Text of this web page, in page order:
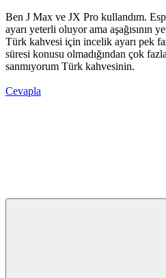
Ben J Max ve JX Pro kullandım.
ayarı yeterli oluyor ama aşağısının
Türk kahvesi için incelik ayarı pek
süresi konusu olmadığından çok
sanmıyorum Türk kahvesinin.
Cevapla